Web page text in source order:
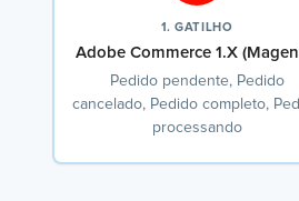
1. GATILHO
Adobe Commerce 1.X
Pedido pendente, Pedido
cancelado, Pedido completo,
processando